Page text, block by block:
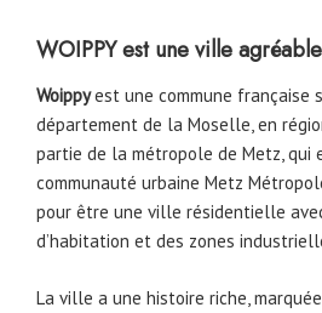
WOIPPYest une ville agréable
Woippyest une commune française
département de la Moselle, en
partie de la métropole de Metz, qui
communauté urbaine Metz
pour être une ville résidentielle
d’habitation et des zones
La ville a une histoire riche,